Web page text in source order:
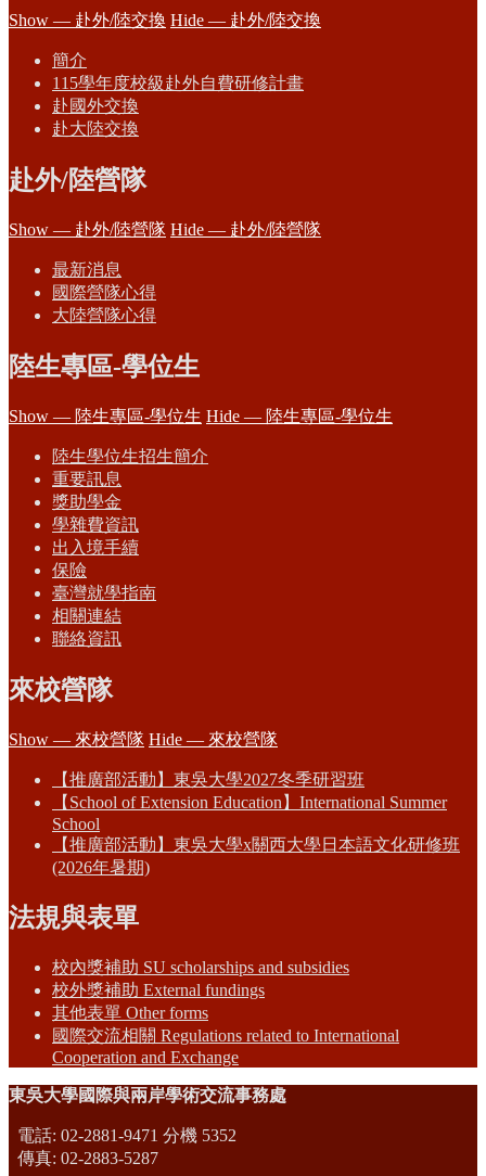
Show — 赴外/陸交換 Hide — 赴外/陸交換
簡介
115學年度校級赴外自費研修計畫
赴國外交換
赴大陸交換
赴外/陸營隊
Show — 赴外/陸營隊 Hide — 赴外/陸營隊
最新消息
國際營隊心得
大陸營隊心得
陸生專區-學位生
Show — 陸生專區-學位生 Hide — 陸生專區-學位生
陸生學位生招生簡介
重要訊息
獎助學金
學雜費資訊
出入境手續
保險
臺灣就學指南
相關連結
聯絡資訊
來校營隊
Show — 來校營隊 Hide — 來校營隊
【推廣部活動】東吳大學2027冬季研習班
【School of Extension Education】International Summer
School
【推廣部活動】東吳大學x關西大學日本語文化研修班
(2026年暑期)
法規與表單
校內獎補助 SU scholarships and subsidies
校外獎補助 External fundings
其他表單 Other forms
國際交流相關 Regulations related to International
Cooperation and Exchange
東吳大學國際與兩岸學術交流事務處
電話: 02-2881-9471 分機 5352
傳真: 02-2883-5287